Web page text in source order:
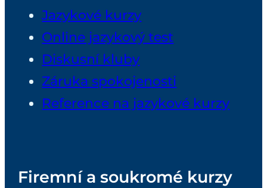
Jazykové kurzy
Online jazykový test
Diskusní kluby
Záruka spokojenosti
Reference na jazykové kurzy
Firemní a soukromé kurzy